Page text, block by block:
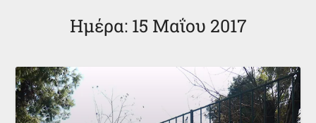
Ημέρα: 15 Μαΐου 2017